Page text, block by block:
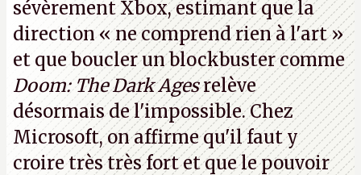
sévèrement Xbox, estimant que la
direction« ne comprend rien à l'art »
et que boucler un blockbuster comme
Doom: The Dark Agesrelève
désormais de l'impossible. Chez
Microsoft, on affirme qu'il faut y
croire très très fort et que le pouvoir